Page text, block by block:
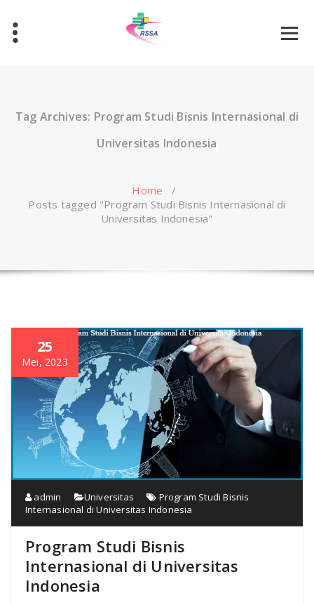
content
Tag Archives: Program Studi Bisnis Internasional di
Universitas Indonesia
Home /
Posts tagged "Program Studi Bisnis Internasional di
Universitas Indonesia"
25
Mei, 2023
admin Universitas
Program Studi Bisnis
Internasional di Universitas Indonesia
Program Studi Bisnis
Internasional di Universitas
Indonesia